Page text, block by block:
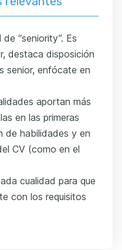
“seniority”. Es
destaca disposición
senior, enfócate en
aportan más
en las primeras
de habilidades y en
CV (como en el
cualidad para que
con los requisitos